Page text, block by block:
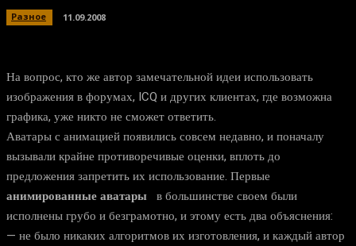
Разное 11.09.2008
На вопрос, кто же автор замечательной идеи использовать
изображения в форумах, ICQ и других клиентах, где возможна
графика, уже никто не сможет ответить.
Аватары с анимацией появились совсем недавно, и поначалу
вызывали крайне противоречивые оценки, вплоть до
предложения запретить их использование. Первые
анимированные аватары в большинстве своем были
исполнены грубо и безграмотно, и этому есть два объяснения:
— не было никаких алгоритмов их изготовления, и каждый автор